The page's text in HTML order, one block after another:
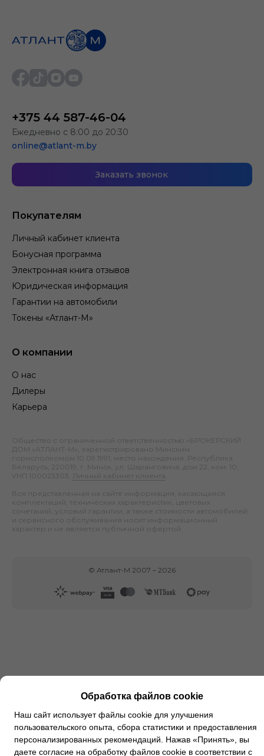
Покупателям
Личный кабинет клиента
Бонусная программа
Электронная книга отзывов
Юридическая информация
Гарантии на автомобили
Токены «Атлант-М»
О компании
О нас
Дилеры
Карьера
+375 44 587-46-04
Ежедневно с 8:00 до 20:30
online@atlant-m.by
Заказать звонок
Общество с ограниченной ответственностью «БРОКЕРСКИЙ
ДОМ «АТЛАНТ-М», зарегистрировано Минским
горисполкомом 10.09.1991; место нахождения: Республика
Беларусь, 220019, г. Минск, ул. Шаранговича, дом 22, ком. 10;
УНП 100023303.
Личный кабинет клиента
Вся представленная на сайте информация, касающаяся
комплектаций, технических характеристик, цветовых
сочетаний, условий гарантии, а также стоимости автомобилей
и сервисного обслуживания носит информационный
характер и не является публичной офертой.
© Атлант-М 2007 – 2026
Обработка файлов cookie
Наш сайт использует файлы cookie для улучшения
пользовательского опыта, сбора статистики и предоставления
персонализированных рекомендаций. Нажав «Принять», вы
даете согласие на обработку файлов cookie в соответствии с